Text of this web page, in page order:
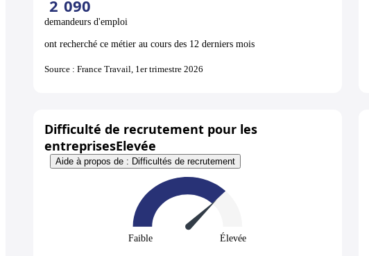
2 090
demandeurs d'emploi
ont recherché ce métier au cours des 12 derniers mois
Source : France Travail, 1er trimestre 2026
Difficulté de recrutement pour les
entreprisesElevée
Aide à propos de : Difficultés de recrutement
Faible Élevée